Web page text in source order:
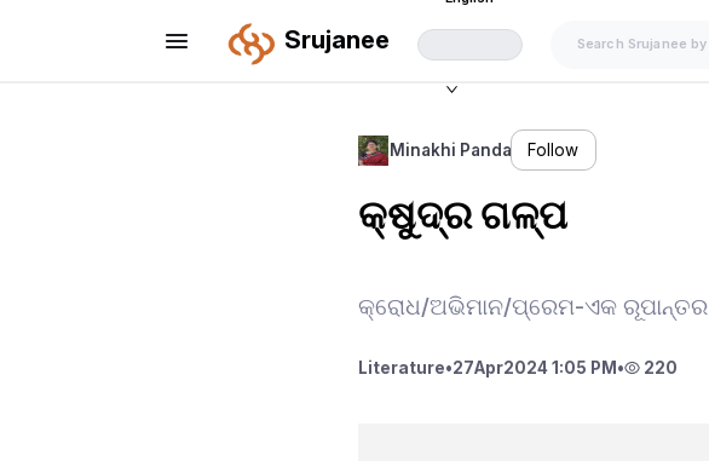
Srujanee
Minakhi Panda Follow
କ୍ଷୁଦ୍ର ଗଳ୍ପ
କ୍ରୋଧ/ଅଭିମାନ/ପ୍ରେମ-ଏକ ରୂପାନ୍ତର
Literature•27Apr2024 1:05 PM • 220